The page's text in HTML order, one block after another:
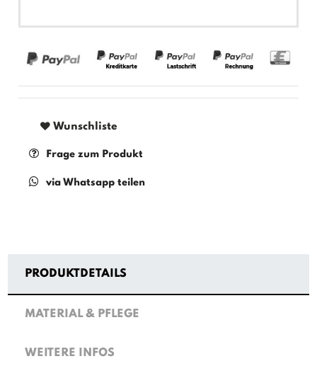
Wunschliste
Frage zum Produkt
via Whatsapp teilen
PRODUKTDETAILS
MATERIAL & PFLEGE
WEITERE INFOS